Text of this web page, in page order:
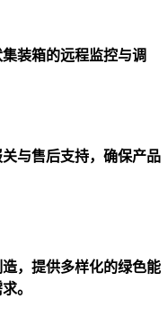
装箱的远程监控与调
与售后支持，确保产品
，提供多样化的绿色能
。